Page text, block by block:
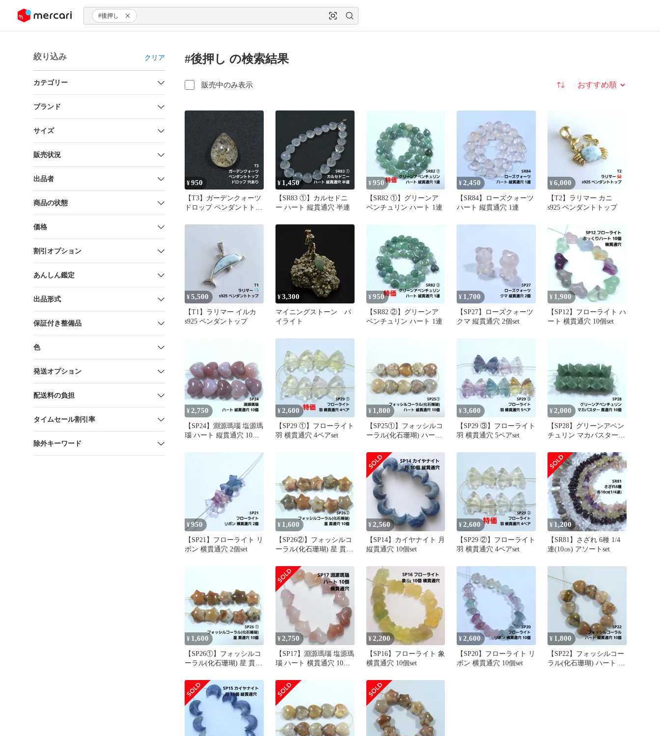
ツにスキップ #後押し
絞り込み クリア
カテゴリー
ブランド
サイズ
販売状況
出品者
商品の状態
価格
割引オプション
あんしん鑑定
出品形式
保証付き整備品
色
発送オプション
配送料の負担
タイムセール割引率
除外キーワード
#後押し の検索結果
販売中のみ表示 並び替え
¥950
【T3】ガーデンクォーツ
ドロップ ペンダントトッ
¥ 1,450
【SR83 ①】カルセドニ
ー ハート 縦貫通穴 半連
¥950
【SR82 ①】グリーンア
ベンチュリン ハート 1連
¥2,450
【SR84】ローズクォーツ
ハート 縦貫通穴 1連
¥6,000
【T2】ラリマー カニ
s925 ペンダントトップ
¥5,500
【T1】ラリマー イルカ
s925 ペンダントップ
¥3,300
マイニングストーン パ
イライト
¥950
【SR82 ②】グリーンア
ベンチュリン ハート 1連
¥ 1,700
【SP27】ローズクォーツ
クマ 縦貫通穴 2個set
¥ 1,900
【SP12】フローライト ハ
ート 横貫通穴 10個set
¥2,750
【SP24】淵源瑪瑙 塩源瑪
瑙 ハート 縦貫通穴 10個
¥2,600
【SP29 ①】フローライト
羽 横貫通穴 4ペアset
¥ 1,800
【SP25①】フォッシルコ
ーラル(化石珊瑚) ハート
¥3,600
【SP29 ③】フローライト
羽 横貫通穴 5ペアset
¥2,000
【SP28】グリーンアベン
チュリン マカバスター
¥950
【SP21】フローライト リ
ボン 横貫通穴 2個set
¥ 1,600
【SP26②】フォッシルコ
ーラル(化石珊瑚) 星 貫通
¥2,560
【SP14】カイヤナイト 月
縦貫通穴 10個set
¥2,600
【SP29 ②】フローライト
羽 横貫通穴 4ペアset
¥ 1,200
【SR81】さざれ 6種 1/4
連(10㎝) アソートset
¥ 1,600
【SP26①】フォッシルコ
ーラル(化石珊瑚) 星 貫通
¥2,750
【SP17】淵源瑪瑙 塩源瑪
瑙 ハート 横貫通穴 10個
¥2,200
【SP16】フローライト 象
横貫通穴 10個set
¥2,600
【SP20】フローライト リ
ボン 横貫通穴 10個set
¥ 1,800
【SP22】フォッシルコー
ラル(化石珊瑚) ハート 縦